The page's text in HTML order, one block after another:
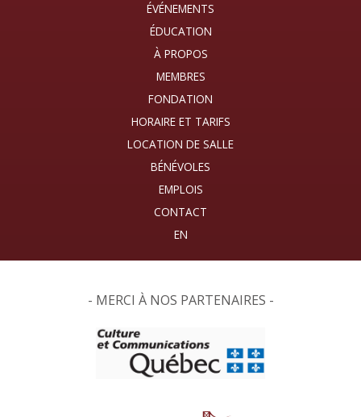
ÉVÉNEMENTS
ÉDUCATION
À PROPOS
MEMBRES
FONDATION
HORAIRE ET TARIFS
LOCATION DE SALLE
BÉNÉVOLES
EMPLOIS
CONTACT
- MERCI À NOS PARTENAIRES -